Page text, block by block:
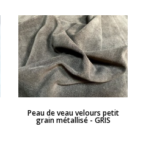
APERÇU RAPIDE
Peau de veau velours petit
grain métallisé - GRIS